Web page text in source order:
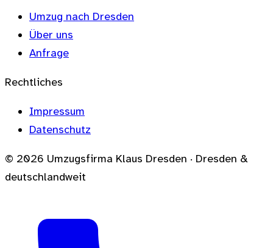
Umzug nach Dresden
Über uns
Anfrage
Rechtliches
Impressum
Datenschutz
© 2026 Umzugsfirma Klaus Dresden · Dresden &
deutschlandweit